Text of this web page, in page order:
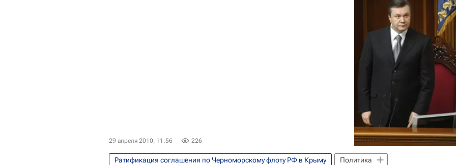
29 апреля 2010, 11:56 226
Ратификация соглашения по Черноморскому флоту РФ в Крыму Политика